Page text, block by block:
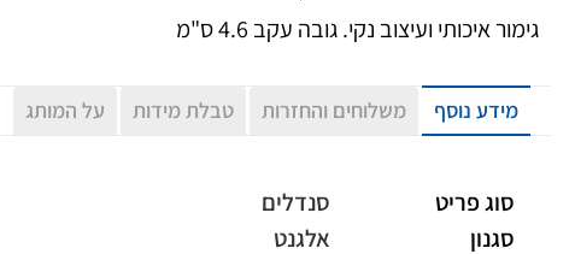
גימור איכותי ועיצוב נקי. גובה עקב 4.6 ס"מ
מידע נוסף משלוחים והחזרות טבלת מידות על המותג
סוג פריט
סנדלים
סגנון
אלגנט